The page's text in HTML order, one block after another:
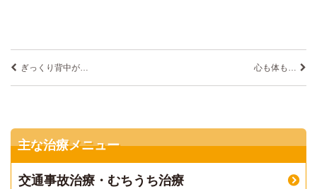
心も体も…
ぎっくり背中が…
主な治療メニュー
交通事故治療・むちうち治療